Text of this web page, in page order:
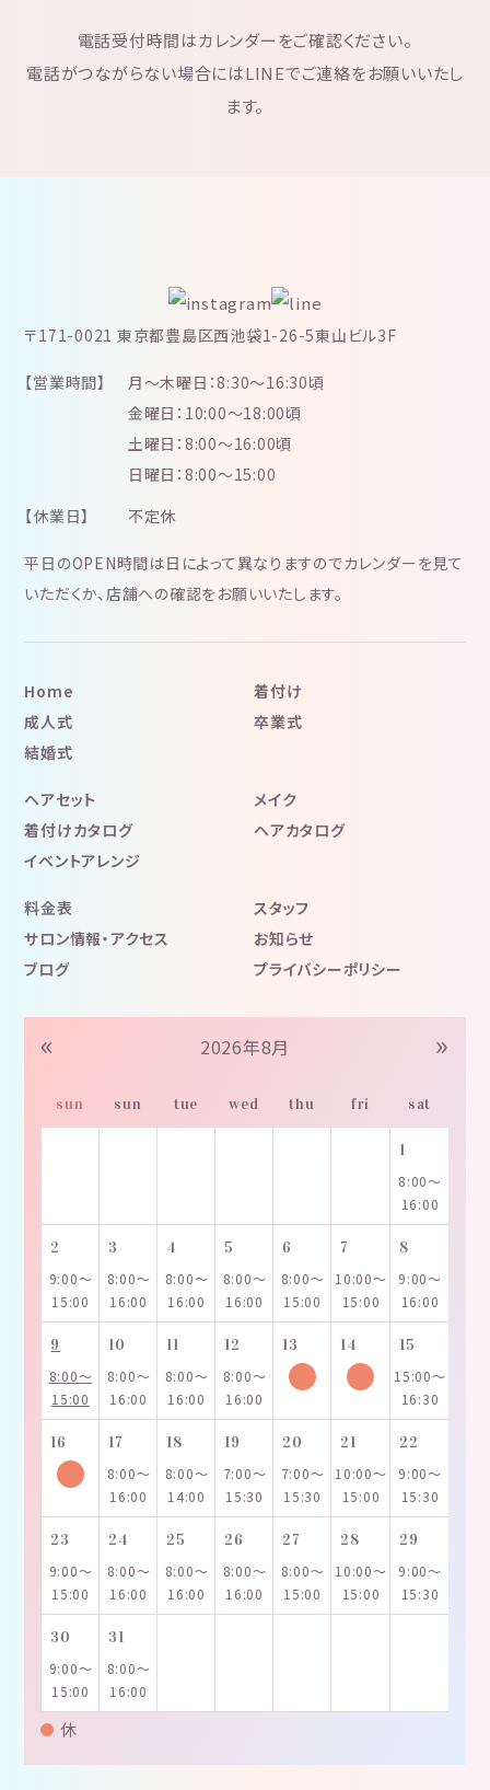
電話受付時間はカレンダーをご確認ください。
電話がつながらない場合にはLINEでご連絡をお願いいたし
ます。
〒171-0021 東京都豊島区西池袋1-26-5東山ビル3F
【営業時間】
月～木曜日：8:30～16:30頃
金曜日：10:00～18:00頃
土曜日：8:00～16:00頃
日曜日：8:00～15:00
【休業日】
不定休
平日のOPEN時間は日によって異なりますのでカレンダーを見て
いただくか、店舗への確認をお願いいたします。
Home
着付け
成人式
卒業式
結婚式
ヘアセット
メイク
着付けカタログ
ヘアカタログ
イベントアレンジ
料金表
スタッフ
サロン情報・アクセス
お知らせ
ブログ
プライバシーポリシー
« 2026年8月 »
sun sun tue wed thu fri sat
1
8:00～
16:00
2
9:00～
15:00
3
8:00～
16:00
4
8:00～
16:00
5
8:00～
16:00
6
8:00～
15:00
7
10:00～
15:00
8
9:00～
16:00
9
8:00～
15:00
10
8:00～
16:00
11
8:00～
16:00
12
8:00～
16:00
13 14
15
15:00～
16:30
16
17
8:00～
16:00
18
8:00～
14:00
19
7:00～
15:30
20
7:00～
15:30
21
10:00～
15:00
22
9:00～
15:30
23
9:00～
15:00
24
8:00～
16:00
25
8:00～
16:00
26
8:00～
16:00
27
8:00～
15:00
28
10:00～
15:00
29
9:00～
15:30
30
9:00～
15:00
31
8:00～
16:00
休